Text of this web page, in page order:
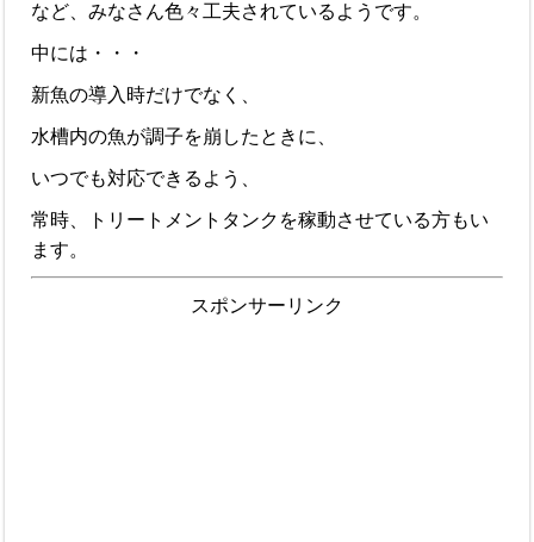
など、みなさん色々工夫されているようです。
中には・・・
新魚の導入時だけでなく、
水槽内の魚が調子を崩したときに、
いつでも対応できるよう、
常時、トリートメントタンクを稼動させている方もい
ます。
スポンサーリンク